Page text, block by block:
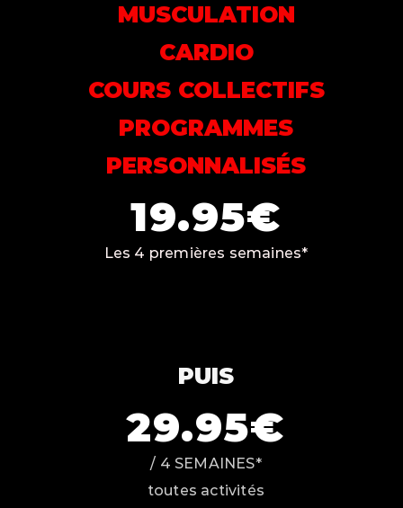
MUSCULATION
CARDIO
COURS COLLECTIFS
PROGRAMMES
PERSONNALISÉS
19.95€
Les 4 premières semaines*
PUIS
29.95€
/ 4 SEMAINES*
toutes activités